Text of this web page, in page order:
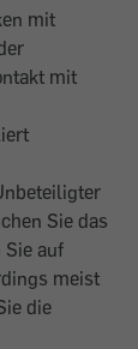
mit
mit
Sie das
Sie auf
meist
die